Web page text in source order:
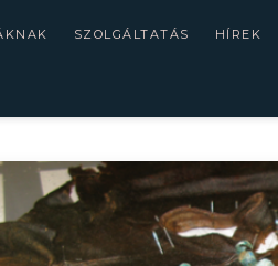
SZOLGÁLTATÁS HÍREK